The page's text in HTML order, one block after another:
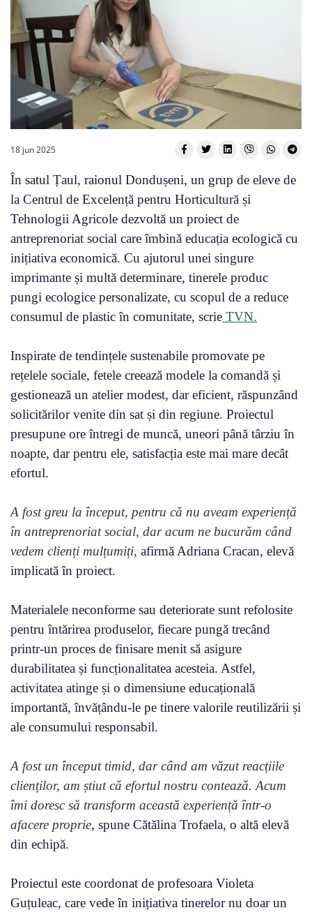
18 jun 2025
În satul Țaul, raionul Dondușeni, un grup de eleve de
la Centrul de Excelență pentru Horticultură și
Tehnologii Agricole dezvoltă un proiect de
antreprenoriat social care îmbină educația ecologică cu
inițiativa economică. Cu ajutorul unei singure
imprimante și multă determinare, tinerele produc
pungi ecologice personalizate, cu scopul de a reduce
consumul de plastic în comunitate, scrie TVN.
Inspirate de tendințele sustenabile promovate pe
rețelele sociale, fetele creează modele la comandă și
gestionează un atelier modest, dar eficient, răspunzând
solicitărilor venite din sat și din regiune. Proiectul
presupune ore întregi de muncă, uneori până târziu în
noapte, dar pentru ele, satisfacția este mai mare decât
efortul.
A fost greu la început, pentru că nu aveam experiență
în antreprenoriat social, dar acum ne bucurăm când
vedem clienți mulțumiți, afirmă Adriana Cracan, elevă
implicată în proiect.
Materialele neconforme sau deteriorate sunt refolosite
pentru întărirea produselor, fiecare pungă trecând
printr-un proces de finisare menit să asigure
durabilitatea și funcționalitatea acesteia. Astfel,
activitatea atinge și o dimensiune educațională
importantă, învățându-le pe tinere valorile reutilizării și
ale consumului responsabil.
A fost un început timid, dar când am văzut reacțiile
clienților, am știut că efortul nostru contează. Acum
îmi doresc să transform această experiență într-o
afacere proprie, spune Cătălina Trofaela, o altă elevă
din echipă.
Proiectul este coordonat de profesoara Violeta
Guțuleac, care vede în inițiativa tinerelor nu doar un